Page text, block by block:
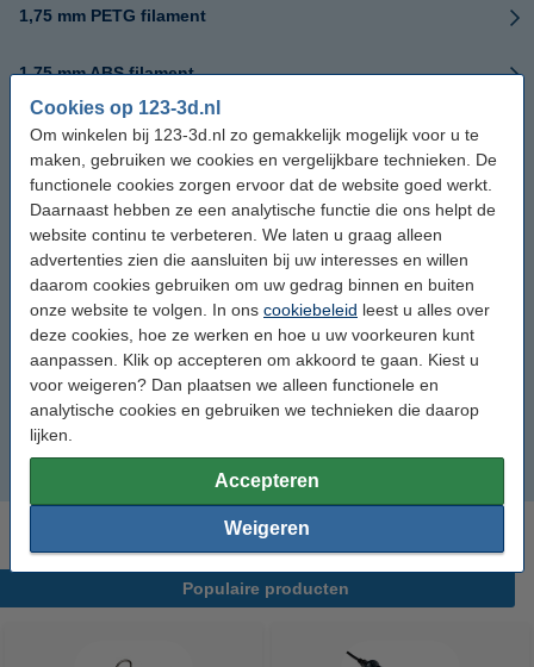
Cookies op 123-3d.nl
Om winkelen bij 123-3d.nl zo gemakkelijk mogelijk voor u te
maken, gebruiken we cookies en vergelijkbare technieken. De
functionele cookies zorgen ervoor dat de website goed werkt.
Daarnaast hebben ze een analytische functie die ons helpt de
website continu te verbeteren. We laten u graag alleen
advertenties zien die aansluiten bij uw interesses en willen
daarom cookies gebruiken om uw gedrag binnen en buiten
onze website te volgen. In ons cookiebeleid leest u alles over
deze cookies, hoe ze werken en hoe u uw voorkeuren kunt
aanpassen. Klik op accepteren om akkoord te gaan. Kiest u
voor weigeren? Dan plaatsen we alleen functionele en
analytische cookies en gebruiken we technieken die daarop
lijken.
Accepteren
Weigeren
1,75 mm PETG filament
1,75 mm ABS filament
1,75 mm TPE filament
1,75 mm ASA filament
1,75 mm HIPS filament
1,75 mm Nylon filament
1,75 mm PCTG filament
1,75 mm Polycarbonaat filament
Populaire producten